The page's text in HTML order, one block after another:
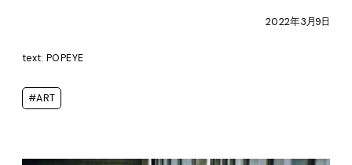
2022年3月9日
text: POPEYE
#ART